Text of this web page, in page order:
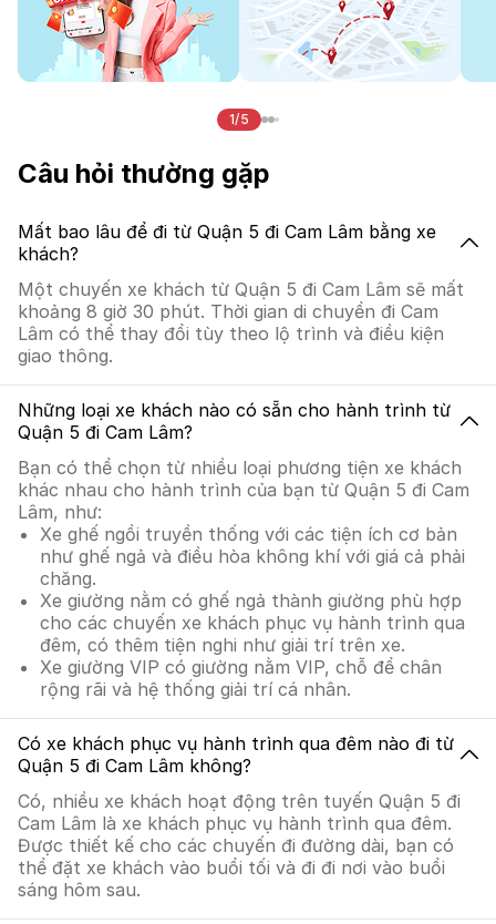
1/5
Câu hỏi thường gặp
Mất bao lâu để đi từ Quận 5 đi Cam Lâm bằng xe
khách?
Một chuyến xe khách từ Quận 5 đi Cam Lâm sẽ mất
khoảng 8 giờ 30 phút. Thời gian di chuyển đi Cam
Lâm có thể thay đổi tùy theo lộ trình và điều kiện
giao thông.
Những loại xe khách nào có sẵn cho hành trình từ
Quận 5 đi Cam Lâm?
Bạn có thể chọn từ nhiều loại phương tiện xe khách
khác nhau cho hành trình của bạn từ Quận 5 đi Cam
Lâm, như:
Xe ghế ngồi truyền thống với các tiện ích cơ bản
như ghế ngả và điều hòa không khí với giá cả phải
chăng.
Xe giường nằm có ghế ngả thành giường phù hợp
cho các chuyến xe khách phục vụ hành trình qua
đêm, có thêm tiện nghi như giải trí trên xe.
Xe giường VIP có giường nằm VIP, chỗ để chân
rộng rãi và hệ thống giải trí cá nhân.
Có xe khách phục vụ hành trình qua đêm nào đi từ
Quận 5 đi Cam Lâm không?
Có, nhiều xe khách hoạt động trên tuyến Quận 5 đi
Cam Lâm là xe khách phục vụ hành trình qua đêm.
Được thiết kế cho các chuyến đi đường dài, bạn có
thể đặt xe khách vào buổi tối và đi đi nơi vào buổi
sáng hôm sau.